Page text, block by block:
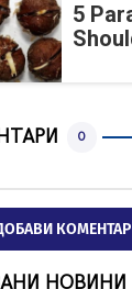
5
0
КОМЕНТАР
НОВИНИ